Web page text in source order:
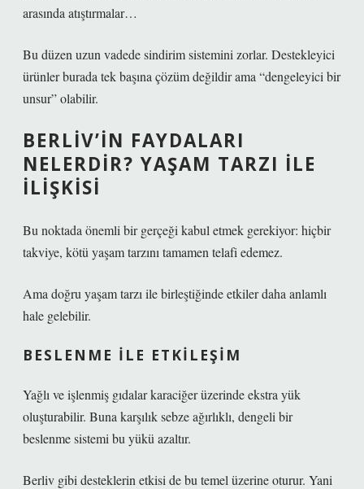
arasında atıştırmalar…
Bu düzen uzun vadede sindirim sistemini zorlar. Destekleyici
ürünler burada tek başına çözüm değildir ama “dengeleyici bir
unsur” olabilir.
BERLIV’IN FAYDALARI
NELERDIR? YAŞAM TARZI ILE
İLIŞKISI
Bu noktada önemli bir gerçeği kabul etmek gerekiyor: hiçbir
takviye, kötü yaşam tarzını tamamen telafi edemez.
Ama doğru yaşam tarzı ile birleştiğinde etkiler daha anlamlı
hale gelebilir.
BESLENME ILE ETKILEŞIM
Yağlı ve işlenmiş gıdalar karaciğer üzerinde ekstra yük
oluşturabilir. Buna karşılık sebze ağırlıklı, dengeli bir
beslenme sistemi bu yükü azaltır.
Berliv gibi desteklerin etkisi de bu temel üzerine oturur. Yani